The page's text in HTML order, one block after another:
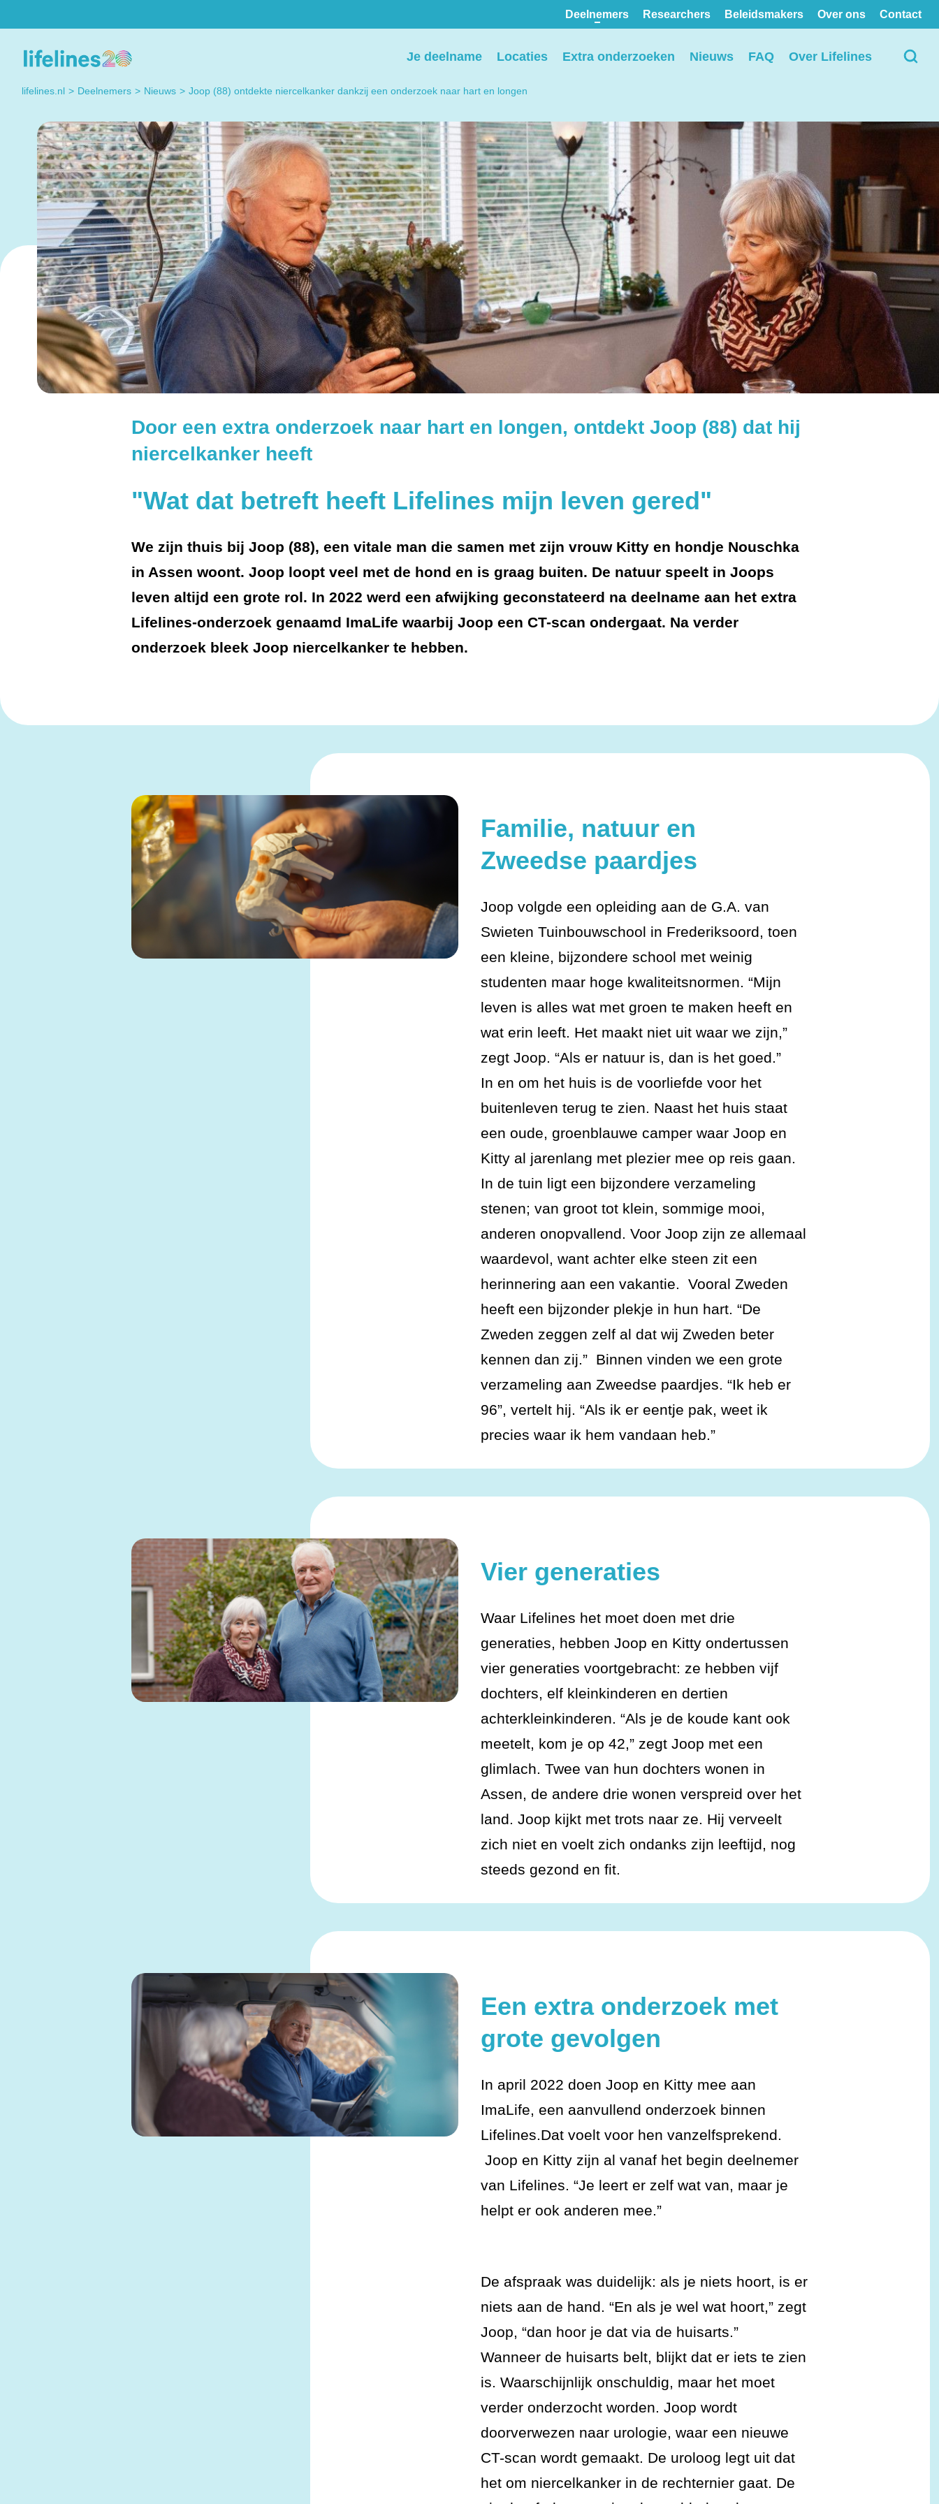
Deelnemers Researchers Beleidsmakers Over ons Contact
Deelnemers
op. Dat kan elke dag!
Contact met
Lifelines
Lifelines? Please contact
us, we're happy to help
you.
Contact us
Pers
we behandelen graag
verzoeken voor
interviews, opnames en
beeldmateriaal.
Stuur een e-mail
Bekijk alle locaties op de
kaart
Je deelname Locaties Extra onderzoeken Nieuws FAQ Over Lifelines
lifelines.nl Deelnemers Nieuws Joop (88) ontdekte niercelkanker dankzij een onderzoek naar hart en longen
Door een extra onderzoek naar hart en longen, ontdekt Joop (88) dat hij
niercelkanker heeft
"Wat dat betreft heeft Lifelines mijn leven gered"
We zijn thuis bij Joop (88), een vitale man die samen met zijn vrouw Kitty en hondje Nouschka
in Assen woont. Joop loopt veel met de hond en is graag buiten. De natuur speelt in Joops
leven altijd een grote rol. In 2022 werd een afwijking geconstateerd na deelname aan het extra
Lifelines-onderzoek genaamd ImaLife waarbij Joop een CT-scan ondergaat. Na verder
onderzoek bleek Joop niercelkanker te hebben.
Familie, natuur en
Zweedse paardjes
Joop volgde een opleiding aan de G.A. van
Swieten Tuinbouwschool in Frederiksoord, toen
een kleine, bijzondere school met weinig
studenten maar hoge kwaliteitsnormen. “Mijn
leven is alles wat met groen te maken heeft en
wat erin leeft. Het maakt niet uit waar we zijn,”
zegt Joop. “Als er natuur is, dan is het goed.”
In en om het huis is de voorliefde voor het
buitenleven terug te zien. Naast het huis staat
een oude, groenblauwe camper waar Joop en
Kitty al jarenlang met plezier mee op reis gaan.
In de tuin ligt een bijzondere verzameling
stenen; van groot tot klein, sommige mooi,
anderen onopvallend. Voor Joop zijn ze allemaal
waardevol, want achter elke steen zit een
herinnering aan een vakantie. Vooral Zweden
heeft een bijzonder plekje in hun hart. “De
Zweden zeggen zelf al dat wij Zweden beter
kennen dan zij.” Binnen vinden we een grote
verzameling aan Zweedse paardjes. “Ik heb er
96”, vertelt hij. “Als ik er eentje pak, weet ik
precies waar ik hem vandaan heb.”
Vier generaties
Waar Lifelines het moet doen met drie
generaties, hebben Joop en Kitty ondertussen
vier generaties voortgebracht: ze hebben vijf
dochters, elf kleinkinderen en dertien
achterkleinkinderen. “Als je de koude kant ook
meetelt, kom je op 42,” zegt Joop met een
glimlach. Twee van hun dochters wonen in
Assen, de andere drie wonen verspreid over het
land. Joop kijkt met trots naar ze. Hij verveelt
zich niet en voelt zich ondanks zijn leeftijd, nog
steeds gezond en fit.
Een extra onderzoek met
grote gevolgen
In april 2022 doen Joop en Kitty mee aan
ImaLife, een aanvullend onderzoek binnen
Lifelines.Dat voelt voor hen vanzelfsprekend.
Joop en Kitty zijn al vanaf het begin deelnemer
van Lifelines. “Je leert er zelf wat van, maar je
helpt er ook anderen mee.”
De afspraak was duidelijk: als je niets hoort, is er
niets aan de hand. “En als je wel wat hoort,” zegt
Joop, “dan hoor je dat via de huisarts.”
Wanneer de huisarts belt, blijkt dat er iets te zien
is. Waarschijnlijk onschuldig, maar het moet
verder onderzocht worden. Joop wordt
doorverwezen naar urologie, waar een nieuwe
CT-scan wordt gemaakt. De uroloog legt uit dat
het om niercelkanker in de rechternier gaat. De